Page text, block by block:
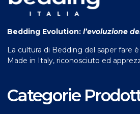
Bedding Evolution: l’evoluzione
La cultura di Bedding del saper fare
Made in Italy, riconosciuto ed
Categorie